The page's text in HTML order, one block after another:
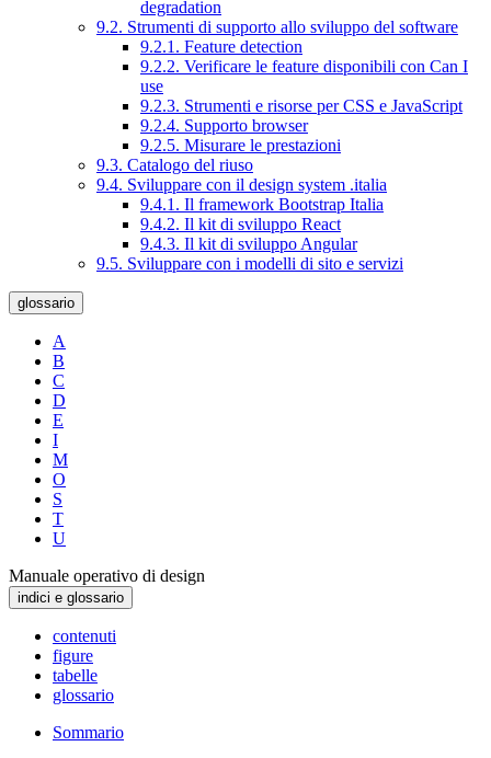
degradation
9.2. Strumenti di supporto allo sviluppo del software
9.2.1. Feature detection
9.2.2. Verificare le feature disponibili con Can I
use
9.2.3. Strumenti e risorse per CSS e JavaScript
9.2.4. Supporto browser
9.2.5. Misurare le prestazioni
9.3. Catalogo del riuso
9.4. Sviluppare con il design system .italia
9.4.1. Il framework Bootstrap Italia
9.4.2. Il kit di sviluppo React
9.4.3. Il kit di sviluppo Angular
9.5. Sviluppare con i modelli di sito e servizi
glossario
A
B
C
D
E
I
M
O
S
T
U
Manuale operativo di design
indici e glossario
contenuti
figure
tabelle
glossario
Sommario